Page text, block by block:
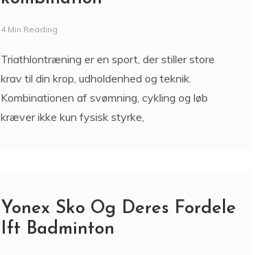
4 Min Reading
Triathlontræning er en sport, der stiller store
krav til din krop, udholdenhed og teknik.
Kombinationen af svømning, cykling og løb
kræver ikke kun fysisk styrke,
Yonex Sko Og Deres Fordele
Ift Badminton